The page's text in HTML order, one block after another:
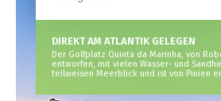
DIREKT AM ATLANTIK GELEGEN
Der Golfplatz Quinta da Marinha, von
entworfen, mit vielen Wasser- und
teilweisen Meerblick und ist von Pinien